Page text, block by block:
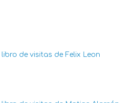
libro de visitas de Felix Leon